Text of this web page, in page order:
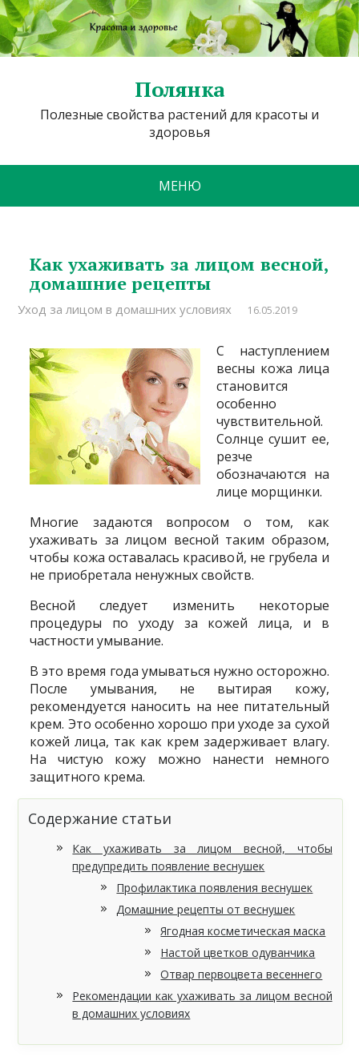
Полянка
Полезные свойства растений для красоты и
здоровья
МЕНЮ
Как ухаживать за лицом весной,
домашние рецепты
Уход за лицом в домашних условиях 16.05.2019
С наступлением
весны кожа лица
становится
особенно
чувствительной.
Солнце сушит ее,
резче
обозначаются на
лице морщинки.
Многие задаются вопросом о том, как
ухаживать за лицом весной таким образом,
чтобы кожа оставалась красивой, не грубела и
не приобретала ненужных свойств.
Весной следует изменить некоторые
процедуры по уходу за кожей лица, и в
частности умывание.
В это время года умываться нужно осторожно.
После умывания, не вытирая кожу,
рекомендуется наносить на нее питательный
крем. Это особенно хорошо при уходе за сухой
кожей лица, так как крем задерживает влагу.
На чистую кожу можно нанести немного
защитного крема.
Содержание статьи
Как ухаживать за лицом весной, чтобы
предупредить появление веснушек
Профилактика появления веснушек
Домашние рецепты от веснушек
Ягодная косметическая маска
Настой цветков одуванчика
Отвар первоцвета весеннего
Рекомендации как ухаживать за лицом весной
в домашних условиях